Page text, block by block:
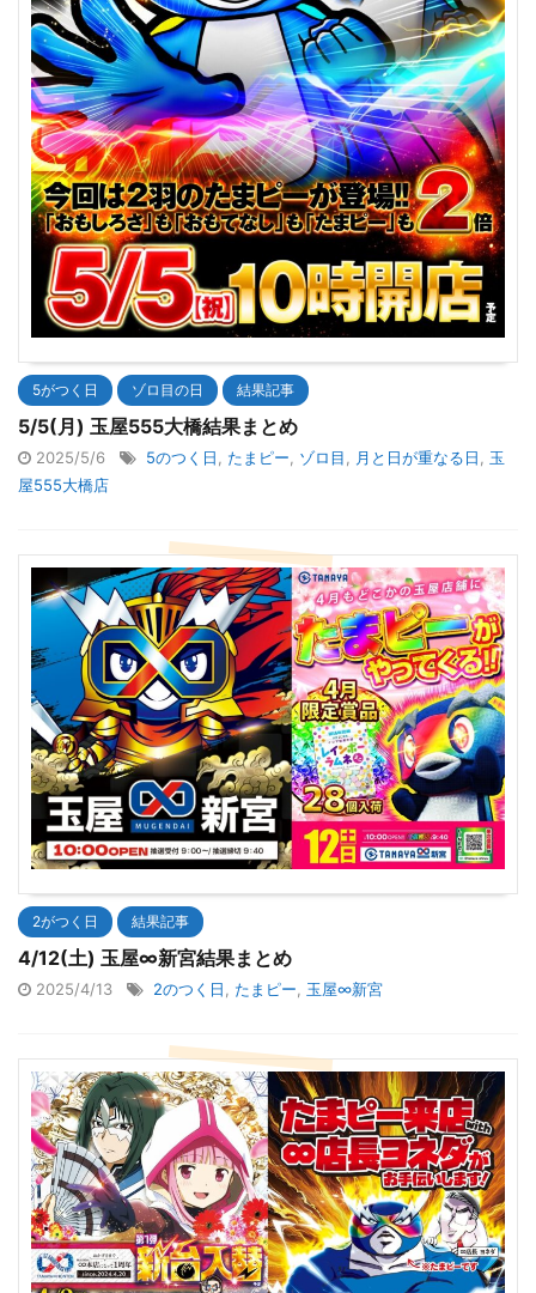
5がつく日 ゾロ目の日 結果記事
5/5(月) 玉屋555大橋結果まとめ
2025/5/6 5のつく日 たまピー ゾロ目 月と日が重なる日
玉
屋555大橋店
2がつく日 結果記事
4/12(土) 玉屋∞新宮結果まとめ
2025/4/13 2のつく日 たまピー 玉屋∞新宮